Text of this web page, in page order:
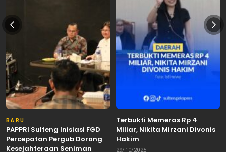
BARU
PAPPRI Sulteng Inisiasi FGD
Percepatan Pergub Dorong
Kesejahteraan Seniman
Terbukti Memeras Rp 4
Miliar, Nikita Mirzani Divonis
Hakim
29/10/2025